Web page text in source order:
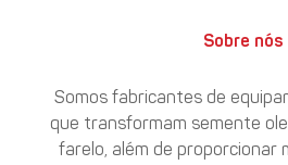
Sobre nós
Somos fabricantes de
que transformam semente
farelo, além de proporcionar